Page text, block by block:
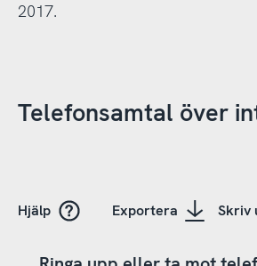
2017.
Telefonsamtal över
Hjälp Exportera Skriv